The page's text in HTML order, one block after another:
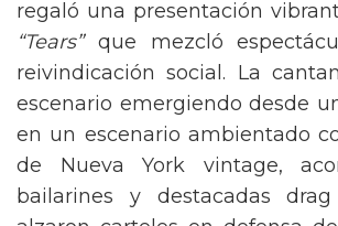
regaló una presentación
“Tears”que mezcló
reivindicación social. La
escenario emergiendo desde
en un escenario ambientado
de Nueva York vintage,
bailarines y destacadas